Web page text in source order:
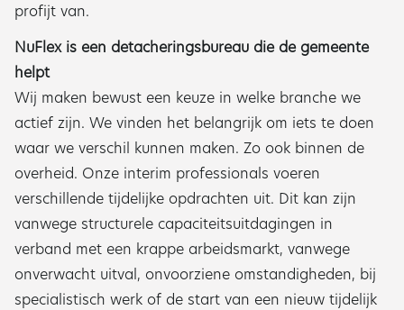
profijt van.
NuFlex is een detacheringsbureau die de gemeente
helpt
Wij maken bewust een keuze in welke branche we
actief zijn. We vinden het belangrijk om iets te doen
waar we verschil kunnen maken. Zo ook binnen de
overheid. Onze interim professionals voeren
verschillende tijdelijke opdrachten uit. Dit kan zijn
vanwege structurele capaciteitsuitdagingen in
verband met een krappe arbeidsmarkt, vanwege
onverwacht uitval, onvoorziene omstandigheden, bij
specialistisch werk of de start van een nieuw tijdelijk